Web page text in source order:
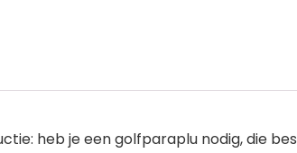
heb je een golfparaplu nodig, die